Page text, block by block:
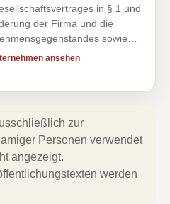
in § 1 und
der Firma und die
sowie…
ansehen
zur
Personen verwendet
angezeigt.
werden